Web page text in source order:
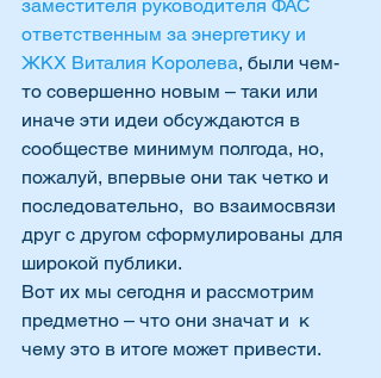
заместителя руководителя ФАС
ответственным за энергетику и
ЖКХ Виталия Королева, были чем-
то совершенно новым – таки или
иначе эти идеи обсуждаются в
сообществе минимум полгода, но,
пожалуй, впервые они так четко и
последовательно,  во взаимосвязи
друг с другом сформулированы для
широкой публики.
Вот их мы сегодня и рассмотрим
предметно – что они значат и  к
чему это в итоге может привести.